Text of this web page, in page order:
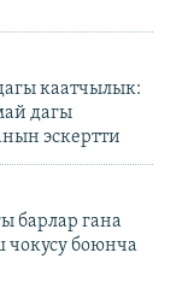
каатчылык:
дагы
эскертти
барлар гана
боюнча